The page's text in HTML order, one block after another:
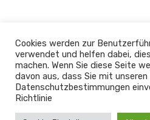
Cookies werden zur
verwendet und helfen dabei,
machen. Wenn Sie diese Seite
davon aus, dass Sie mit unseren
Datenschutzbestimmungen
Richtlinie